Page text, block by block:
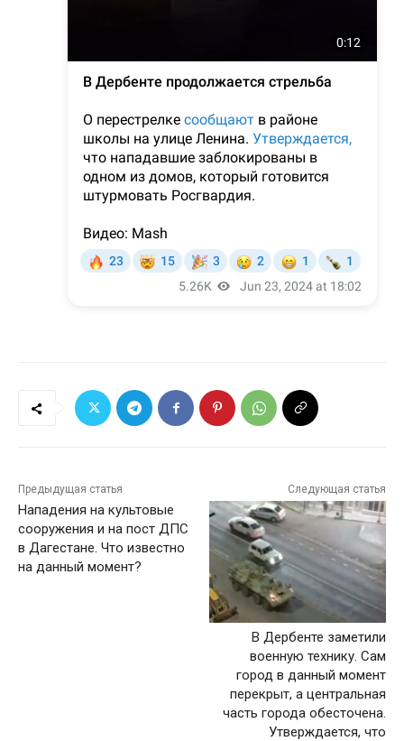
Предыдущая статья
Нападения на культовые
сооружения и на пост ДПС
в Дагестане. Что известно
на данный момент?
Следующая статья
В Дербенте заметили
военную технику. Сам
город в данный момент
перекрыт, а центральная
часть города обесточена.
Утверждается, что